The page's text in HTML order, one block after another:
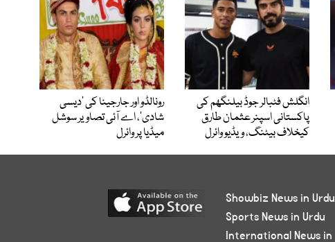
انگلش فٹبالر جوڈ بیلنگھم کی
پاکستانی اسپنر عثمان طارق
کیخلاف بیٹنگ، ویڈیو وائرل
رونالڈو اور جارجینا کی ’دیسی
شادی‘، اے آئی تصاویر سوشل
میڈیا پر وائرل
Showbiz News in Urdu
Sports News in Urdu
International News in